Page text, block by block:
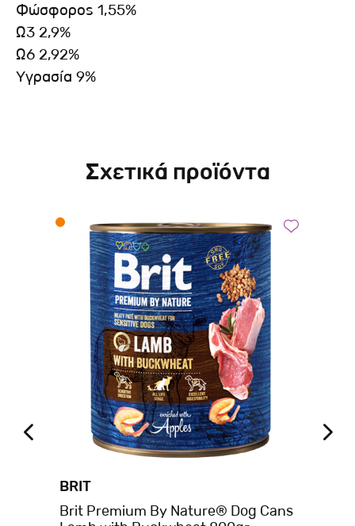
Φώσφορος 1,55%
Ω3 2,9%
Ω6 2,92%
Υγρασία 9%
Σχετικά προϊόντα
BRIT
Brit Premium By Nature® Dog Cans